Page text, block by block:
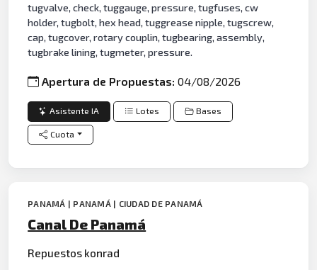
tugvalve, check, tuggauge, pressure, tugfuses, cw
holder, tugbolt, hex head, tuggrease nipple, tugscrew,
cap, tugcover, rotary couplin, tugbearing, assembly,
tugbrake lining, tugmeter, pressure.
Apertura de Propuestas:04/08/2026
Asistente IA Lotes Bases
Cuota
PANAMÁ | PANAMÁ | CIUDAD DE PANAMÁ
Canal De Panamá
Repuestos konrad